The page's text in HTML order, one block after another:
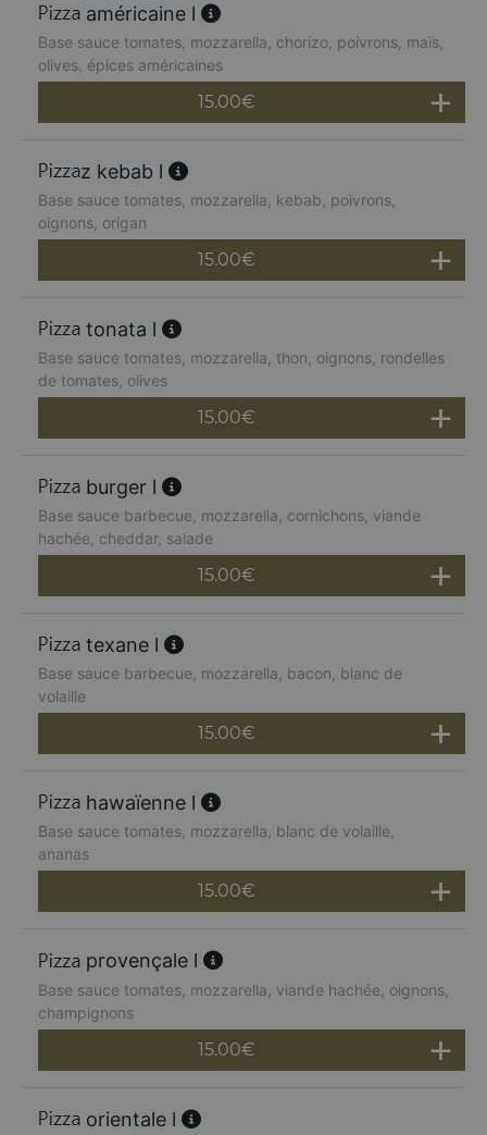
américaine l
Base sauce tomates, mozzarella, chorizo, poivrons, maïs,
olives, épices américaines
15.00€
z kebab l
Base sauce tomates, mozzarella, kebab, poivrons,
oignons, origan
15.00€
tonata l
Base sauce tomates, mozzarella, thon, oignons, rondelles
de tomates, olives
15.00€
burger l
Base sauce barbecue, mozzarella, cornichons, viande
hachée, cheddar, salade
15.00€
texane l
Base sauce barbecue, mozzarella, bacon, blanc de
volaille
15.00€
hawaïenne l
Base sauce tomates, mozzarella, blanc de volaille,
ananas
15.00€
provençale l
Base sauce tomates, mozzarella, viande hachée, oignons,
champignons
15.00€
orientale l